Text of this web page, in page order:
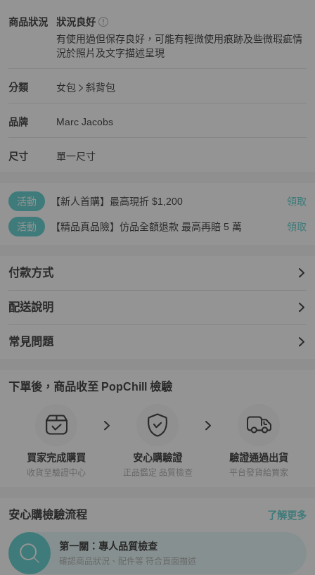
台灣買家無跨境電商繁雜的手續，無須繳納任何關稅，免國際運費。
商品價格已含關稅，國際運費，無其他隱藏成本
香港買家會再加上匯差,手續費以及運費和安心購鑑定費用
#S家歐美精品選物
商品狀況
Marc Jacobs女包商品狀態與細節
狀況良好
有使用過但保存良好，可能有輕微使用痕跡及些微瑕疵情
況於照片及文字描述呈現
分類
Marc Jacobs女包 分類資訊
女包
斜背包
品牌
Marc Jacobs精品女包品牌介紹
Marc Jacobs
Marc Jacobs推薦清單
尺寸 單一尺寸
活動 【新人首購】最高現折 $1,200 領取
活動 【精品真品險】仿品全額退款 最高再賠 5 萬 領取
付款方式
配送說明
常見問題
下單後，商品收至 PopChill 檢驗
買家完成購買
收貨至驗證中心
安心購驗證
正品鑑定 品質檢查
驗證通過出貨
平台發貨給買家
安心購檢驗流程 了解更多
PopChill拍拍圈正品驗證、安心購檢驗流程介紹
第一關：專人品質檢查
確認商品狀況、配件等 符合頁面描述